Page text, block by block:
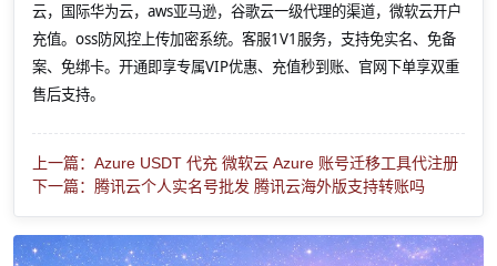
云，国际华为云，aws亚马逊，谷歌云一级代理的渠道，微软云开户
充值。oss防风控上传加密系统。客服1V1服务，支持免实名、免备
案、免绑卡。开通即享专属VIP优惠、充值秒到账、官网下单享双重
售后支持。
上一篇：Azure USDT 代充 微软云 Azure 账号迁移工具代注册
下一篇：腾讯云个人实名号批发 腾讯云海外版支持转账吗